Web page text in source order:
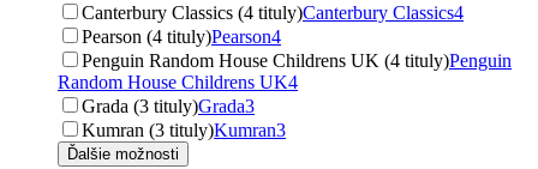
Canterbury Classics (4 tituly)Canterbury Classics4
Pearson (4 tituly)Pearson4
Penguin Random House Childrens UK (4 tituly)Penguin
Random House Childrens UK4
Grada (3 tituly)Grada3
Kumran (3 tituly)Kumran3
Ďalšie možnosti